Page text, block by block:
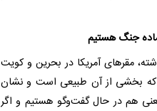
جنگ هستیم
آخرین نقض آتش‌بس در ۲ شب گذشته، مقرهای آمریکا در بحرین و کویت
که بخشی از آن طبیعی است و نشان
هم در حال گفت‌وگو هستیم و اگر